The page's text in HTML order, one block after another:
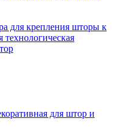
для крепления шторы к
для штор и